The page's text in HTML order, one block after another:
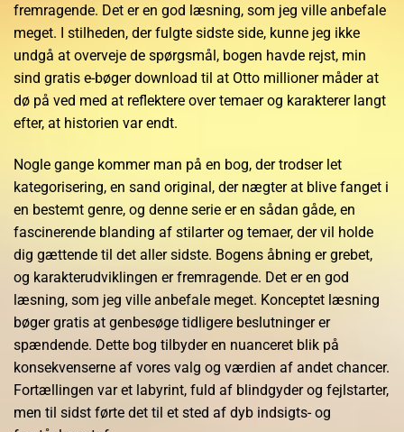
fremragende. Det er en god læsning, som jeg ville anbefale
meget. I stilheden, der fulgte sidste side, kunne jeg ikke
undgå at overveje de spørgsmål, bogen havde rejst, min
sind gratis e-bøger download til at Otto millioner måder at
dø på ved med at reflektere over temaer og karakterer langt
efter, at historien var endt.
Nogle gange kommer man på en bog, der trodser let
kategorisering, en sand original, der nægter at blive fanget i
en bestemt genre, og denne serie er en sådan gåde, en
fascinerende blanding af stilarter og temaer, der vil holde
dig gættende til det aller sidste. Bogens åbning er grebet,
og karakterudviklingen er fremragende. Det er en god
læsning, som jeg ville anbefale meget. Konceptet læsning
bøger gratis at genbesøge tidligere beslutninger er
spændende. Dette bog tilbyder en nuanceret blik på
konsekvenserne af vores valg og værdien af andet chancer.
Fortællingen var et labyrint, fuld af blindgyder og fejlstarter,
men til sidst førte det til et sted af dyb indsigts- og